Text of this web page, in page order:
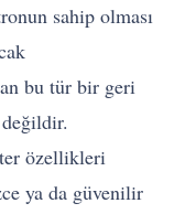
sahip olması
bu tür bir geri
özellikleri
ya da güvenilir